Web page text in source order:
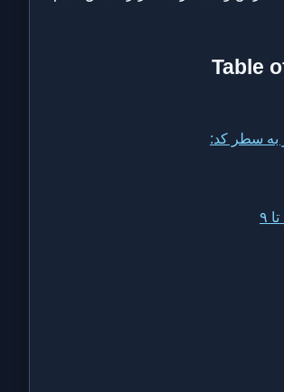
Table
به سطر کد: